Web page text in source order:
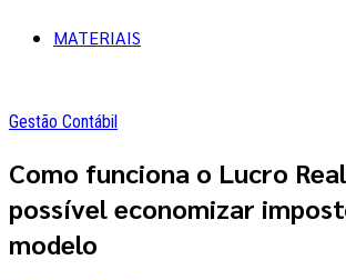
MATERIAIS
Gestão Contábil
Como funciona o Lucro
possível economizar
modelo